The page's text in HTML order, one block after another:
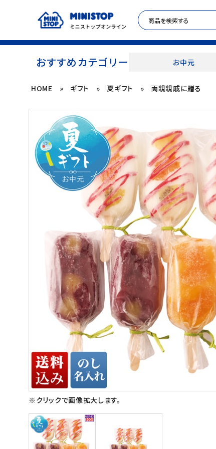
おすすめカテゴリー お中元
ACCOUNT MENU
person 新規登録
セール商品
カテゴリから探す
ギフト
セール
フードロス
ペット用品
HOME » ギフト » 夏ギフト » 両親親戚に贈る
※クリックで画像拡大します。